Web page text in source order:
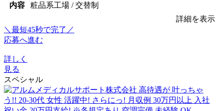
内容
粧品系工場 / 交替制
詳細を表示
＼最短45秒で完了／
応募へ進む
詳しく
見る
スペシャル